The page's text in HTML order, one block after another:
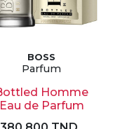
BOSS
Parfum
Homme
Eau de Parfum